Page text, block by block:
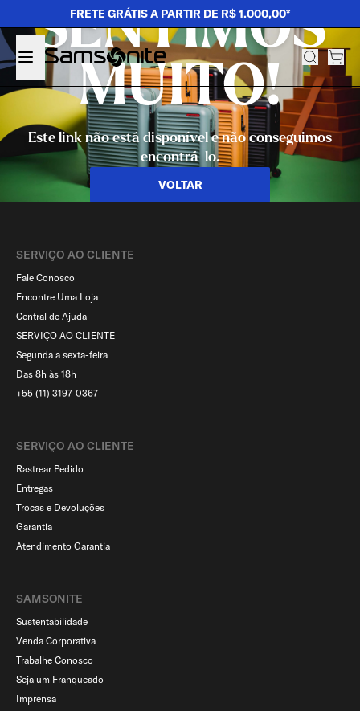
FRETE GRÁTIS A PARTIR DE R$ 1.000,00*
SENTIMOS
MUITO!
Este link não está disponível e não conseguimos
encontrá-lo.
VOLTAR
SERVIÇO AO CLIENTE​
Fale Conosco
Encontre Uma Loja
Central de Ajuda
SERVIÇO AO CLIENTE
Segunda a sexta-feira
Das 8h às 18h
+55 (11) 3197-0367
SERVIÇO AO CLIENTE​
Rastrear Pedido
Entregas
Trocas e Devoluções
Garantia
Atendimento Garantia
SAMSONITE
Sustentabilidade
Venda Corporativa
Trabalhe Conosco
Seja um Franqueado
Imprensa